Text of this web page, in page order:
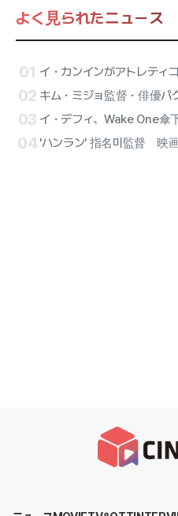
よく見られたニュース
01
02
03
04